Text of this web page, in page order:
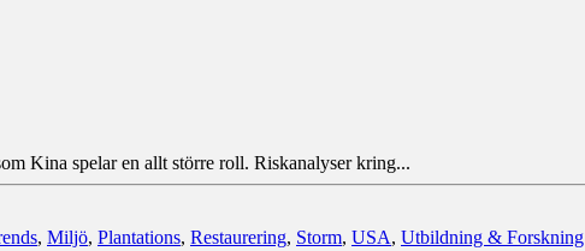
Kina spelar en allt större roll. Riskanalyser kring...
, Miljö, Plantations, Restaurering, Storm, USA, Utbildning & Forskning